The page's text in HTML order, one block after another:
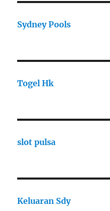
Sydney Pools
Togel Hk
slot pulsa
Keluaran Sdy